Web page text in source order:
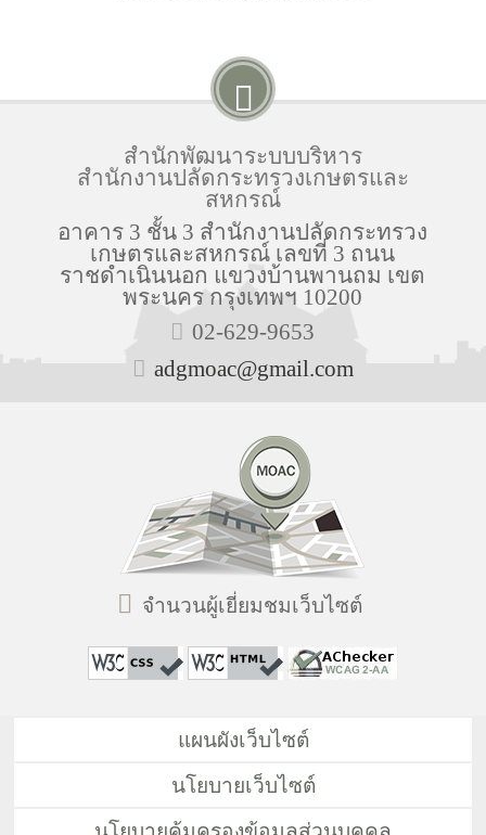
สำนักพัฒนาระบบบริหาร
สำนักงานปลัดกระทรวงเกษตรและ
สหกรณ์
อาคาร 3 ชั้น 3 สำนักงานปลัดกระทรวง
เกษตรและสหกรณ์ เลขที่ 3 ถนน
ราชดำเนินนอก แขวงบ้านพานถม เขต
พระนคร กรุงเทพฯ 10200
02-629-9653
adgmoac@gmail.com
จำนวนผู้เยี่ยมชมเว็บไซต์
แผนผังเว็บไซต์
นโยบายเว็บไซต์